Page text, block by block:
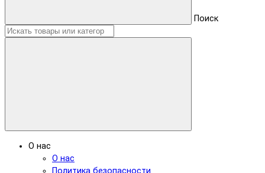
Поиск
О нас
О нас
Политика безопасности